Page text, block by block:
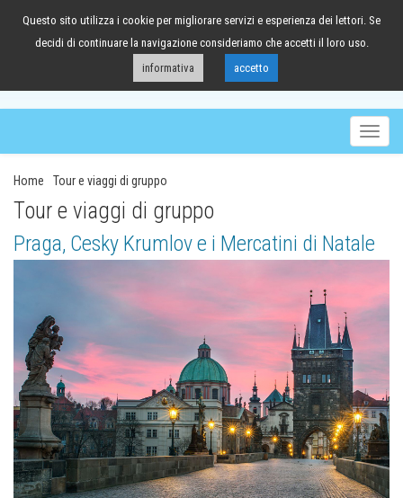
041/98.63.88
Home Tour e viaggi di gruppo
Tour e viaggi di gruppo
Praga, Cesky Krumlov e i Mercatini di Natale
Questo sito utilizza i cookie per migliorare servizi e esperienza dei lettori. Se
decidi di continuare la navigazione consideriamo che accetti il loro uso.
informativa
accetto